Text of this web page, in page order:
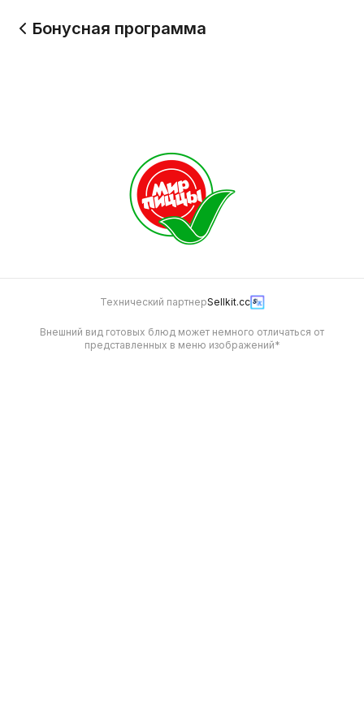
Бонусная программа
Технический партнерSellkit.cc
Внешний вид готовых блюд может немного отличаться от
представленных в меню изображений*